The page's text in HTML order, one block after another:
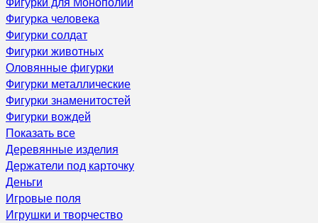
Фигурка человека
Фигурки солдат
Фигурки животных
Оловянные фигурки
Фигурки металлические
Фигурки знаменитостей
Фигурки вождей
Показать все
Деревянные изделия
Держатели под карточку
Деньги
Игровые поля
Игрушки и творчество